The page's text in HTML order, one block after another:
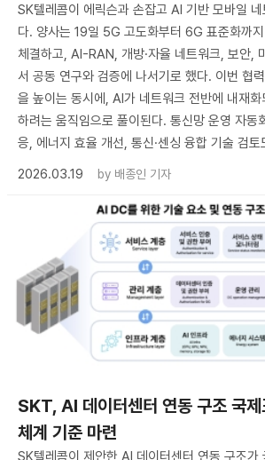
SK텔레콤이 에릭슨과 손잡고 AI 기반 모바일
다. 양사는 19일 5G 고도화부터 6G 표준화까
체결하고, AI-RAN, 개방·자율 네트워크, 보안,
서 공동 연구와 검증에 나서기로 했다. 이번 협
을 높이는 동시에, AI가 네트워크 전반에 내재화
하려는 움직임으로 풀이된다. 통신망 운영 자동
응, 에너지 효율 개선, 통신·센싱 융합 기술 검토
2026.03.19
by 배종인 기자
SKT, AI 데이터센터 연동 구조 국
체계 기준 마련
SK텔레콤이 제안한 AI 데이터센터 연동 구조가